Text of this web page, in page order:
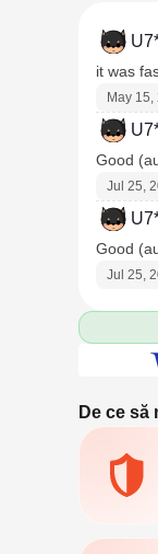
it was
May 15,
Good
Jul 25,
Good
Jul 25,
De ce să